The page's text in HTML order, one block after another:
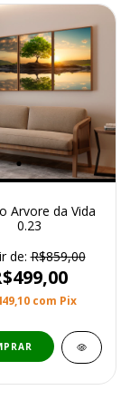
Arvore da Vida
0.23
de:R$859,00
com Pix